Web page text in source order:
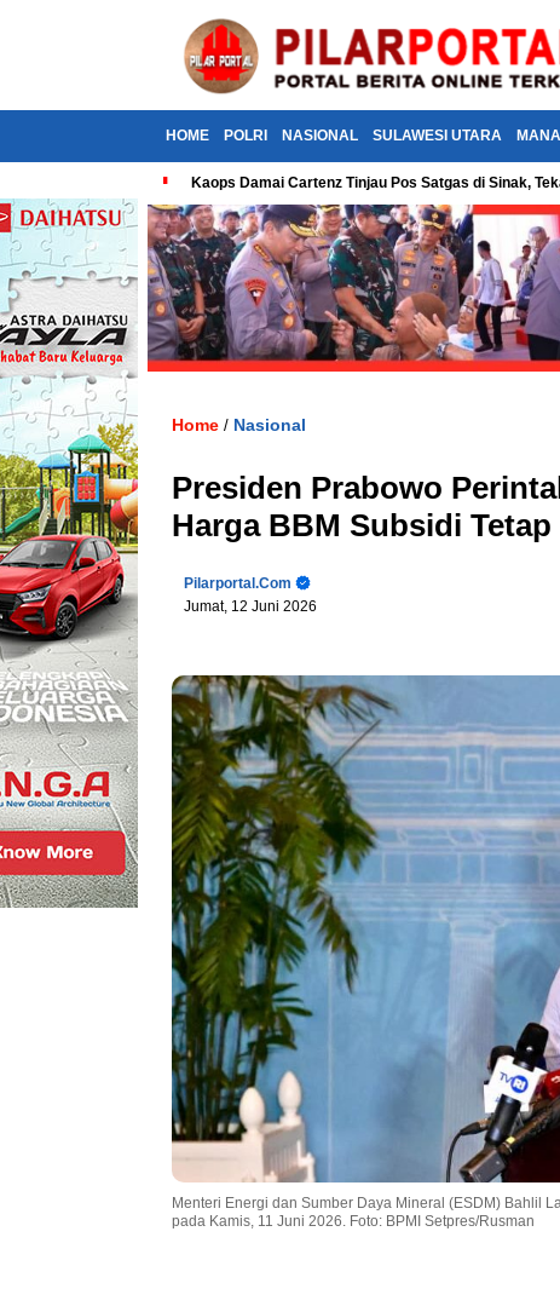
HOME POLRI NASIONAL SULAWESI UTARA
Kaops Damai Cartenz Tinjau Pos Satgas di Sinak,
Home / Nasional
Presiden Prabowo
Harga BBM Subsidi Tetap
Pilarportal.com
Jumat, 12 Juni 2026
Menteri Energi dan Sumber Daya Mineral (ESDM) Bahlil
pada Kamis, 11 Juni 2026. Foto: BPMI Setpres/Rusman